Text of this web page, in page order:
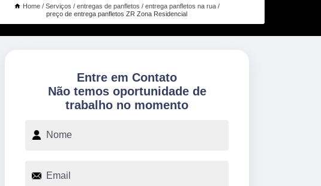
Home Serviços entregas de panfletos
entrega panfletos na rua
preço de entrega panfletos ZR Zona Residencial
Entre em Contato
Não temos oportunidade de
trabalho no momento